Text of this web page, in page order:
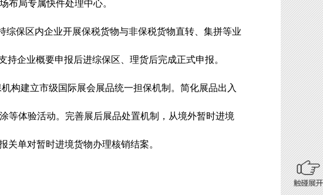
布局专属快件处理中心。
保区内企业开展保税货物与非保税货物直转、集拼等业
持企业概要申报后进综保区、理货后完成正式申报。
构建立市级国际展会展品统一担保机制。简化展品出入
等体验活动。完善展后展品处置机制，从境外暂时进境
单对暂时进境货物办理核销结案。